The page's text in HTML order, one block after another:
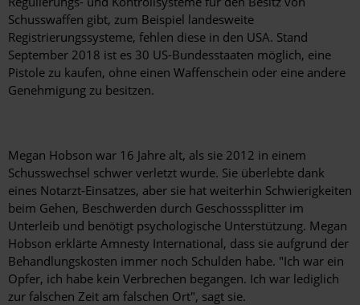
Schusswaffen gibt, zum Beispiel landesweite
Registrierungssysteme, fehlen diese in den USA. Stand
September 2018 ist es 30 US-Bundesstaaten möglich, eine
Pistole zu kaufen, ohne einen Waffenschein oder eine andere
Genehmigung zu besitzen.
Megan Hobson war 16 Jahre alt, als sie 2012 in einem
Schusswechsel schwer verletzt wurde. Sie überlebte dank
eines Notarzt-Einsatzes, aber sie hat weiterhin Schwierigkeiten
beim Gehen, Beschwerden durch Geschosssplitter im
Unterleib und benötigt psychologische Unterstützung. Megan
Hobson erklärte Amnesty International, dass sie aufgrund der
Behandlungskosten immer noch Schulden habe. "Ich war ein
Opfer, ich habe kein Verbrechen begangen. Ich war lediglich
zur falschen Zeit am falschen Ort", sagt sie.